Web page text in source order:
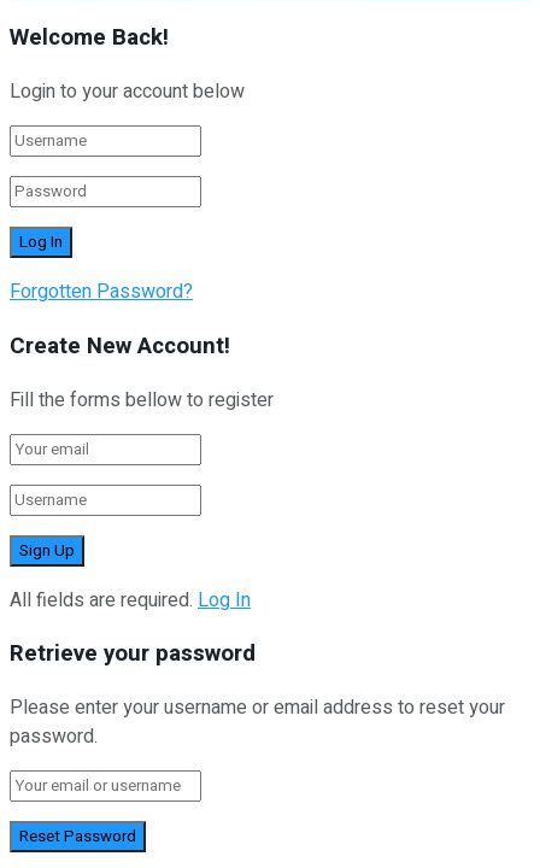
Welcome Back!
Login to your account below
Forgotten Password?
Create New Account!
Fill the forms bellow to register
All fields are required. Log In
Retrieve your password
Please enter your username or email address to reset your
password.